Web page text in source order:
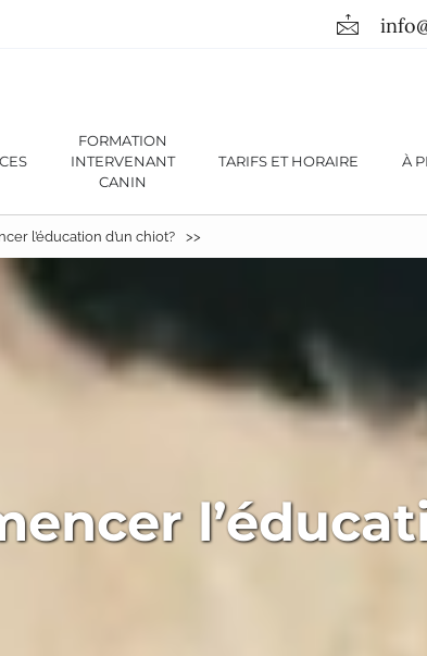
FORMATION
INTERVENANT
CANIN
TARIFS ET HORAIRE À
l’éducation d’un chiot?